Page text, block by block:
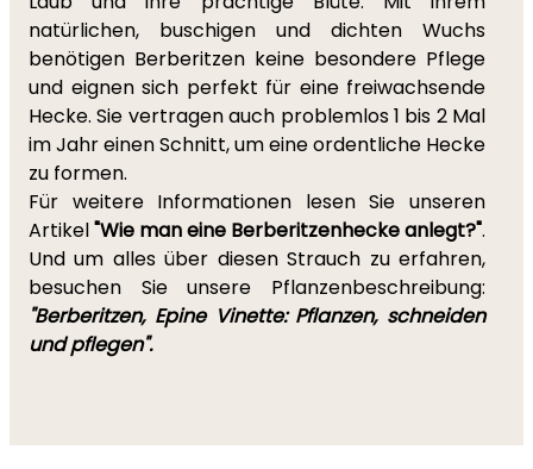
natürlichen, buschigen und dichten Wuchs
benötigen Berberitzen keine besondere Pflege
und eignen sich perfekt für eine freiwachsende
Hecke. Sie vertragen auch problemlos 1 bis 2 Mal
im Jahr einen Schnitt, um eine ordentliche Hecke
zu formen.
Für weitere Informationen lesen Sie unseren
Artikel"Wie man eine Berberitzenhecke anlegt?".
Und um alles über diesen Strauch zu erfahren,
besuchen Sie unsere Pflanzenbeschreibung:
"Berberitzen, Epine Vinette: Pflanzen, schneiden
und pflegen".